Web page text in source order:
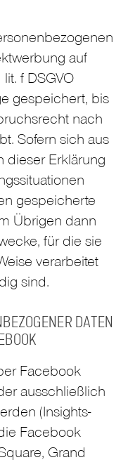
auf
f DSGVO
gespeichert, bis
nach
Sofern sich aus
dieser Erklärung
gespeicherte
Übrigen dann
für die sie
verarbeitet
sind.
DATEN
Facebook
ausschließlich
(Insights-
Facebook
Grand